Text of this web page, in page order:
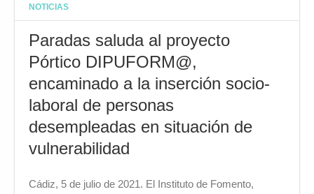
NOTICIAS
Paradas saluda al proyecto
Pórtico DIPUFORM@,
encaminado a la inserción socio-
laboral de personas
desempleadas en situación de
vulnerabilidad
Cádiz, 5 de julio de 2021. El Instituto de Fomento,